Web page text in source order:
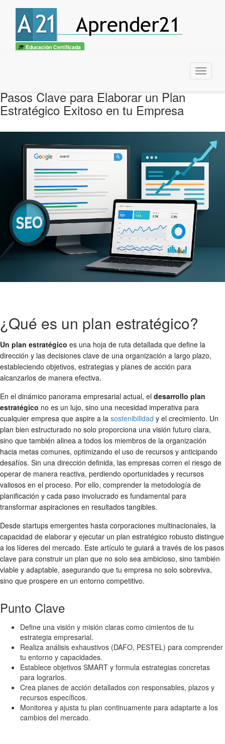
Educación Certificada
Menu
Pasos Clave para Elaborar un Plan
Estratégico Exitoso en tu Empresa
¿Qué es un plan estratégico?
Un plan estratégico es una hoja de ruta detallada que define la
dirección y las decisiones clave de una organización a largo plazo,
estableciendo objetivos, estrategias y planes de acción para
alcanzarlos de manera efectiva.
En el dinámico panorama empresarial actual, el desarrollo plan
estratégico no es un lujo, sino una necesidad imperativa para
cualquier empresa que aspire a la sostenibilidad y el crecimiento. Un
plan bien estructurado no solo proporciona una visión futuro clara,
sino que también alinea a todos los miembros de la organización
hacia metas comunes, optimizando el uso de recursos y anticipando
desafíos. Sin una dirección definida, las empresas corren el riesgo de
operar de manera reactiva, perdiendo oportunidades y recursos
valiosos en el proceso. Por ello, comprender la metodología de
planificación y cada paso involucrado es fundamental para
transformar aspiraciones en resultados tangibles.
Desde startups emergentes hasta corporaciones multinacionales, la
capacidad de elaborar y ejecutar un plan estratégico robusto distingue
a los líderes del mercado. Este artículo te guiará a través de los pasos
clave para construir un plan que no solo sea ambicioso, sino también
viable y adaptable, asegurando que tu empresa no solo sobreviva,
sino que prospere en un entorno competitivo.
Punto Clave
Define una visión y misión claras como cimientos de tu
estrategia empresarial.
Realiza análisis exhaustivos (DAFO, PESTEL) para comprender
tu entorno y capacidades.
Establece objetivos SMART y formula estrategias concretas
para lograrlos.
Crea planes de acción detallados con responsables, plazos y
recursos específicos.
Monitorea y ajusta tu plan continuamente para adaptarte a los
cambios del mercado.